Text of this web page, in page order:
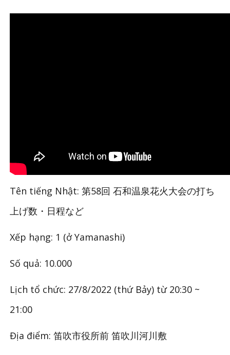
Tên tiếng Nhật: 第58回 石和温泉花火大会の打ち
上げ数・日程など
Xếp hạng: 1 (ở Yamanashi)
Số quả: 10.000
Lịch tổ chức: 27/8/2022 (thứ Bảy) từ 20:30 ~
21:00
Địa điểm: 笛吹市役所前 笛吹川河川敷